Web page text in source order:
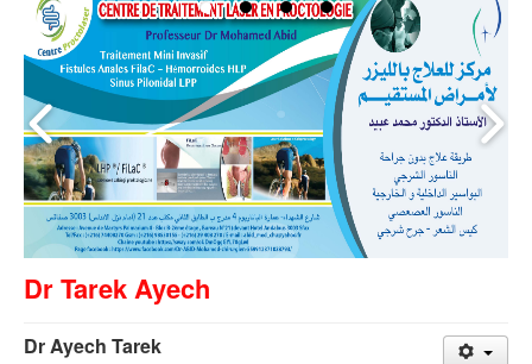
Contact
Dr Tarek Ayech
Dr Ayech Tarek